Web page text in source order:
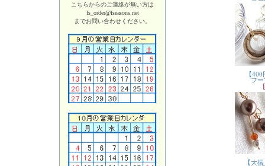
こちらからのご連絡が無い方は
fs_order@fseasons.net
までお問い合わせください。